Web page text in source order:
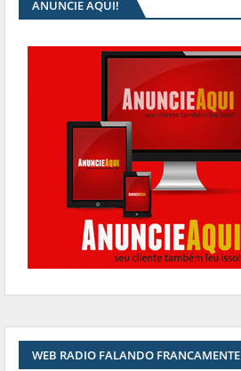
ANUNCIE AQUI!
WEB RADIO FALANDO FRANCAMENTE